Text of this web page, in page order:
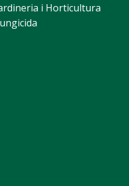
i Horticultura